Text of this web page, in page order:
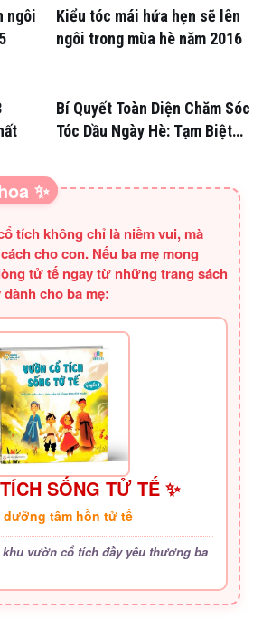
ngôi
Kiểu tóc mái hứa hẹn sẽ lên
ngôi trong mùa hè năm 2016
Bí Quyết Toàn Diện Chăm Sóc
Tóc Dầu Ngày Hè: Tạm Biệt
✨
tích không chỉ là niềm vui, mà
cho con. Nếu ba mẹ mong
tử tế ngay từ những trang sách
cho ba mẹ:
SỐNG TỬ TẾ ✨
tâm hồn tử tế
vườn cổ tích đầy yêu thương ba